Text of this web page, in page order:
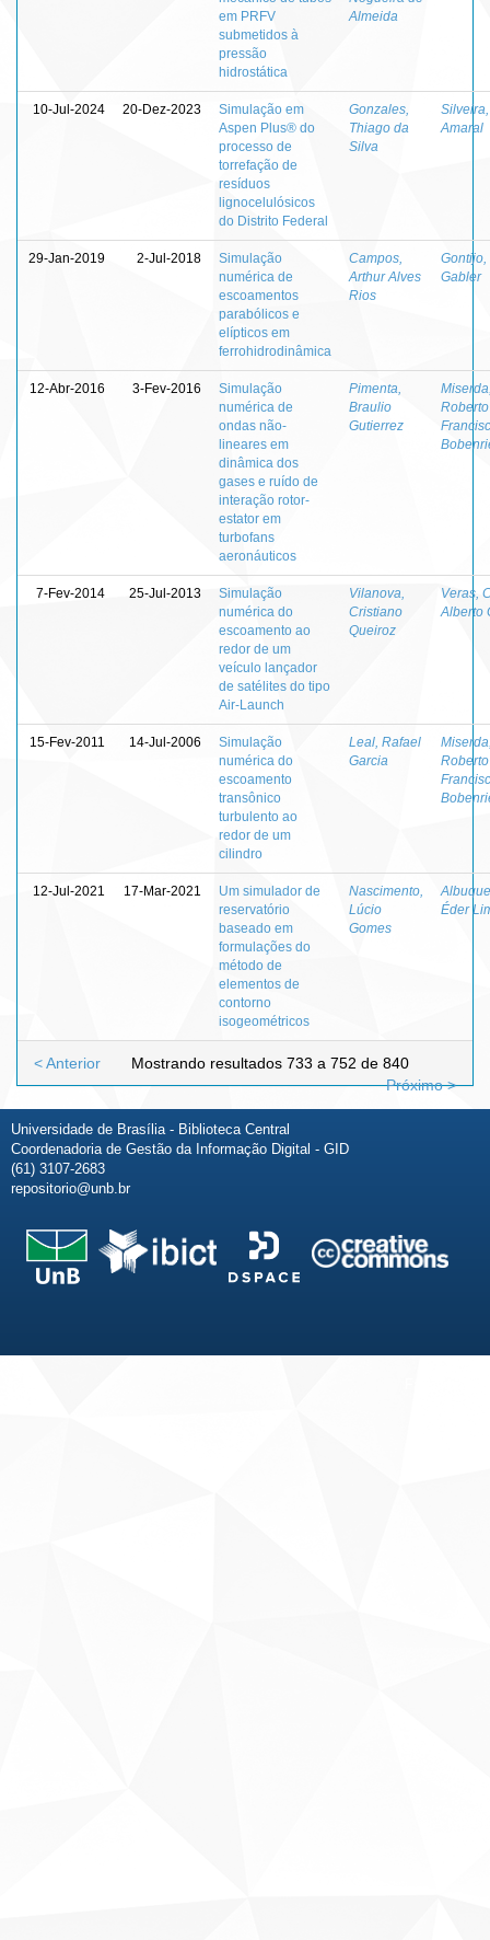
em PRFV
submetidos à
pressão
hidrostática
Almeida
10-Jul-2024 20-Dez-2023
Simulação em
Aspen Plus® do
processo de
torrefação de
resíduos
lignocelulósicos
do Distrito Federal
Gonzales,
Thiago da
Silva
Amaral
29-Jan-2019 2-Jul-2018
Simulação
numérica de
escoamentos
parabólicos e
elípticos em
ferrohidrodinâmica
Campos,
Arthur Alves
Rios
Gontijo,
Gabler
12-Abr-2016 3-Fev-2016
Simulação
numérica de
ondas não-
lineares em
dinâmica dos
gases e ruído de
interação rotor-
estator em
turbofans
aeronáuticos
Pimenta,
Braulio
Gutierrez
Roberto
7-Fev-2014 25-Jul-2013
Simulação
numérica do
escoamento ao
redor de um
veículo lançador
de satélites do tipo
Air-Launch
Vilanova,
Cristiano
Queiroz
Veras,
Alberto
15-Fev-2011 14-Jul-2006
Simulação
numérica do
escoamento
transônico
turbulento ao
redor de um
cilindro
Leal, Rafael
Garcia
Roberto
12-Jul-2021 17-Mar-2021
Um simulador de
reservatório
baseado em
formulações do
método de
elementos de
contorno
isogeométricos
Nascimento,
Lúcio
Gomes
Éder
Mostrando resultados 733 a 752 de 840
< Anterior
Próximo >
Universidade de Brasília - Biblioteca Central
Coordenadoria de Gestão da Informação Digital - GID
(61) 3107-2683
repositorio@unb.br